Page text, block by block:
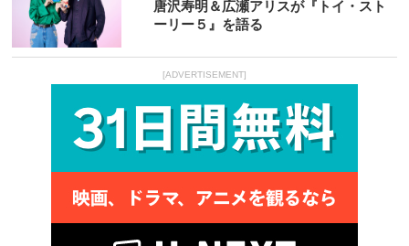
唐沢寿明＆広瀬アリスが『トイ・スト
ーリー５』を語る
[ADVERTISEMENT]